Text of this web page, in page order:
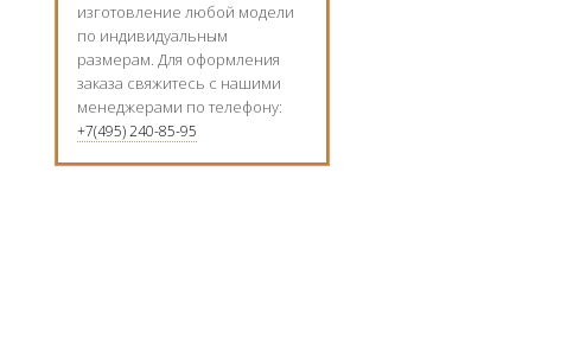
изготовление любой модели
по индивидуальным
размерам. Для оформления
заказа свяжитесь с нашими
менеджерами по телефону:
+7(495) 240-85-95